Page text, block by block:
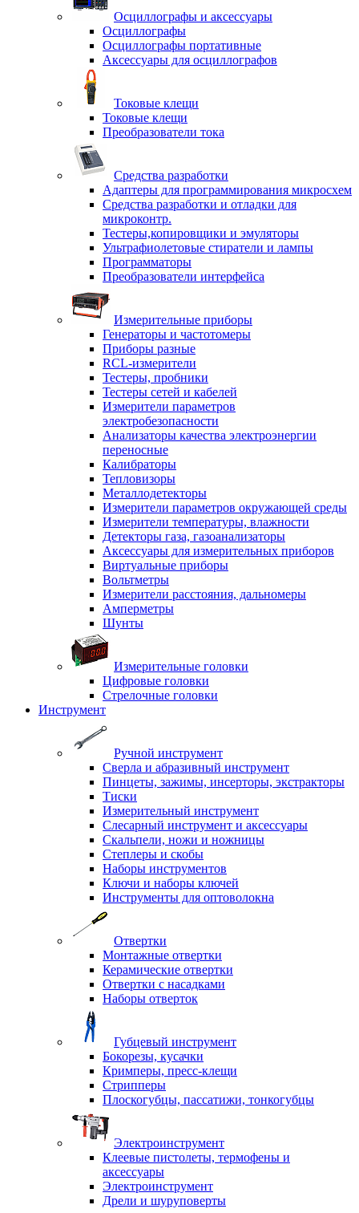
Осциллографы и аксессуары
Осциллографы
Осциллографы портативные
Аксессуары для осциллографов
Токовые клещи
Токовые клещи
Преобразователи тока
Средства разработки
Адаптеры для программирования микросхем
Средства разработки и отладки для
микроконтр.
Тестеры,копировщики и эмуляторы
Ультрафиолетовые стиратели и лампы
Программаторы
Преобразователи интерфейса
Измерительные приборы
Генераторы и частотомеры
Приборы разные
RCL-измерители
Тестеры, пробники
Тестеры сетей и кабелей
Измерители параметров
электробезопасности
Анализаторы качества электроэнергии
переносные
Калибраторы
Тепловизоры
Металлодетекторы
Измерители параметров окружающей среды
Измерители температуры, влажности
Детекторы газа, газоанализаторы
Аксессуары для измерительных приборов
Виртуальные приборы
Вольтметры
Измерители расстояния, дальномеры
Амперметры
Шунты
Измерительные головки
Цифровые головки
Стрелочные головки
Инструмент
Ручной инструмент
Сверла и абразивный инструмент
Пинцеты, зажимы, инсерторы, экстракторы
Тиски
Измерительный инструмент
Слесарный инструмент и аксессуары
Скальпели, ножи и ножницы
Степлеры и скобы
Наборы инструментов
Ключи и наборы ключей
Инструменты для оптоволокна
Отвертки
Монтажные отвертки
Керамические отвертки
Отвертки с насадками
Наборы отверток
Губцевый инструмент
Бокорезы, кусачки
Кримперы, пресс-клещи
Стрипперы
Плоскогубцы, пассатижи, тонкогубцы
Электроинструмент
Клеевые пистолеты, термофены и
аксессуары
Электроинструмент
Дрели и шуруповерты